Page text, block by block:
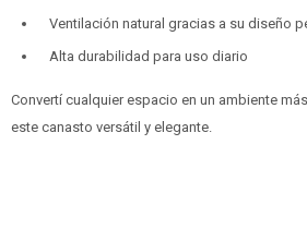
Ventilación natural gracias a su diseño
Alta durabilidad para uso diario
Convertí cualquier espacio en un ambiente
este canasto versátil y elegante.